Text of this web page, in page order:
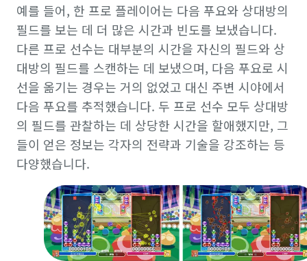
예를 들어, 한 프로 플레이어는 다음 푸요와 상대방의
필드를 보는 데 더 많은 시간과 빈도를 보냈습니다.
다른 프로 선수는 대부분의 시간을 자신의 필드와 상
대방의 필드를 스캔하는 데 보냈으며, 다음 푸요로 시
선을 옮기는 경우는 거의 없었고 대신 주변 시야에서
다음 푸요를 추적했습니다. 두 프로 선수 모두 상대방
의 필드를 관찰하는 데 상당한 시간을 할애했지만, 그
들이 얻은 정보는 각자의 전략과 기술을 강조하는 등
다양했습니다.